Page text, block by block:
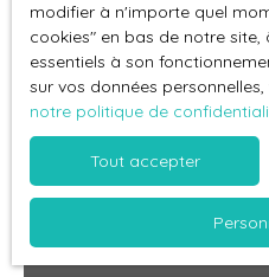
7 800€ + 340 € /mois
modifier à n'importe quel
cookies″ en bas de notre
essentiels à son
sur vos données
notre politique de
Tout accepter